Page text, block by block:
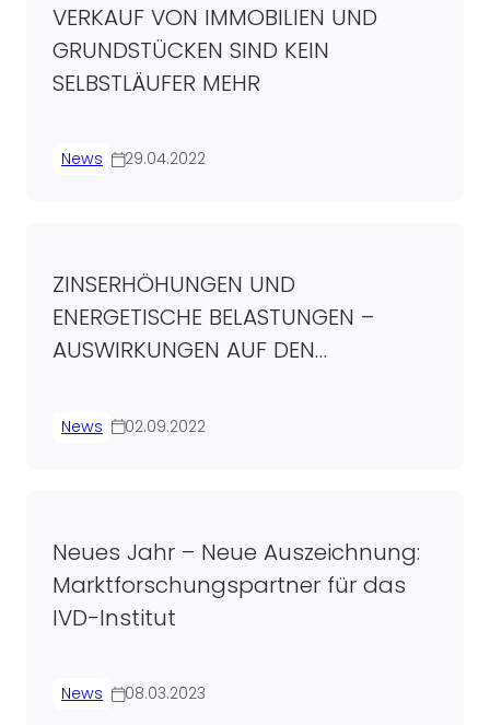
VERKAUF VON IMMOBILIEN UND
GRUNDSTÜCKEN SIND KEIN
SELBSTLÄUFER MEHR
News 29.04.2022
ZINSERHÖHUNGEN UND
ENERGETISCHE BELASTUNGEN –
AUSWIRKUNGEN AUF DEN
News 02.09.2022
Neues Jahr – Neue Auszeichnung:
Marktforschungspartner für das
IVD-Institut
News 08.03.2023